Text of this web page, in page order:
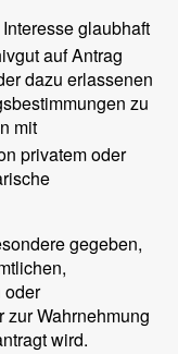
glaubhaft
auf Antrag
dazu erlassenen
zu
mit
privatem oder
gegeben,
oder
Wahrnehmung
wird.